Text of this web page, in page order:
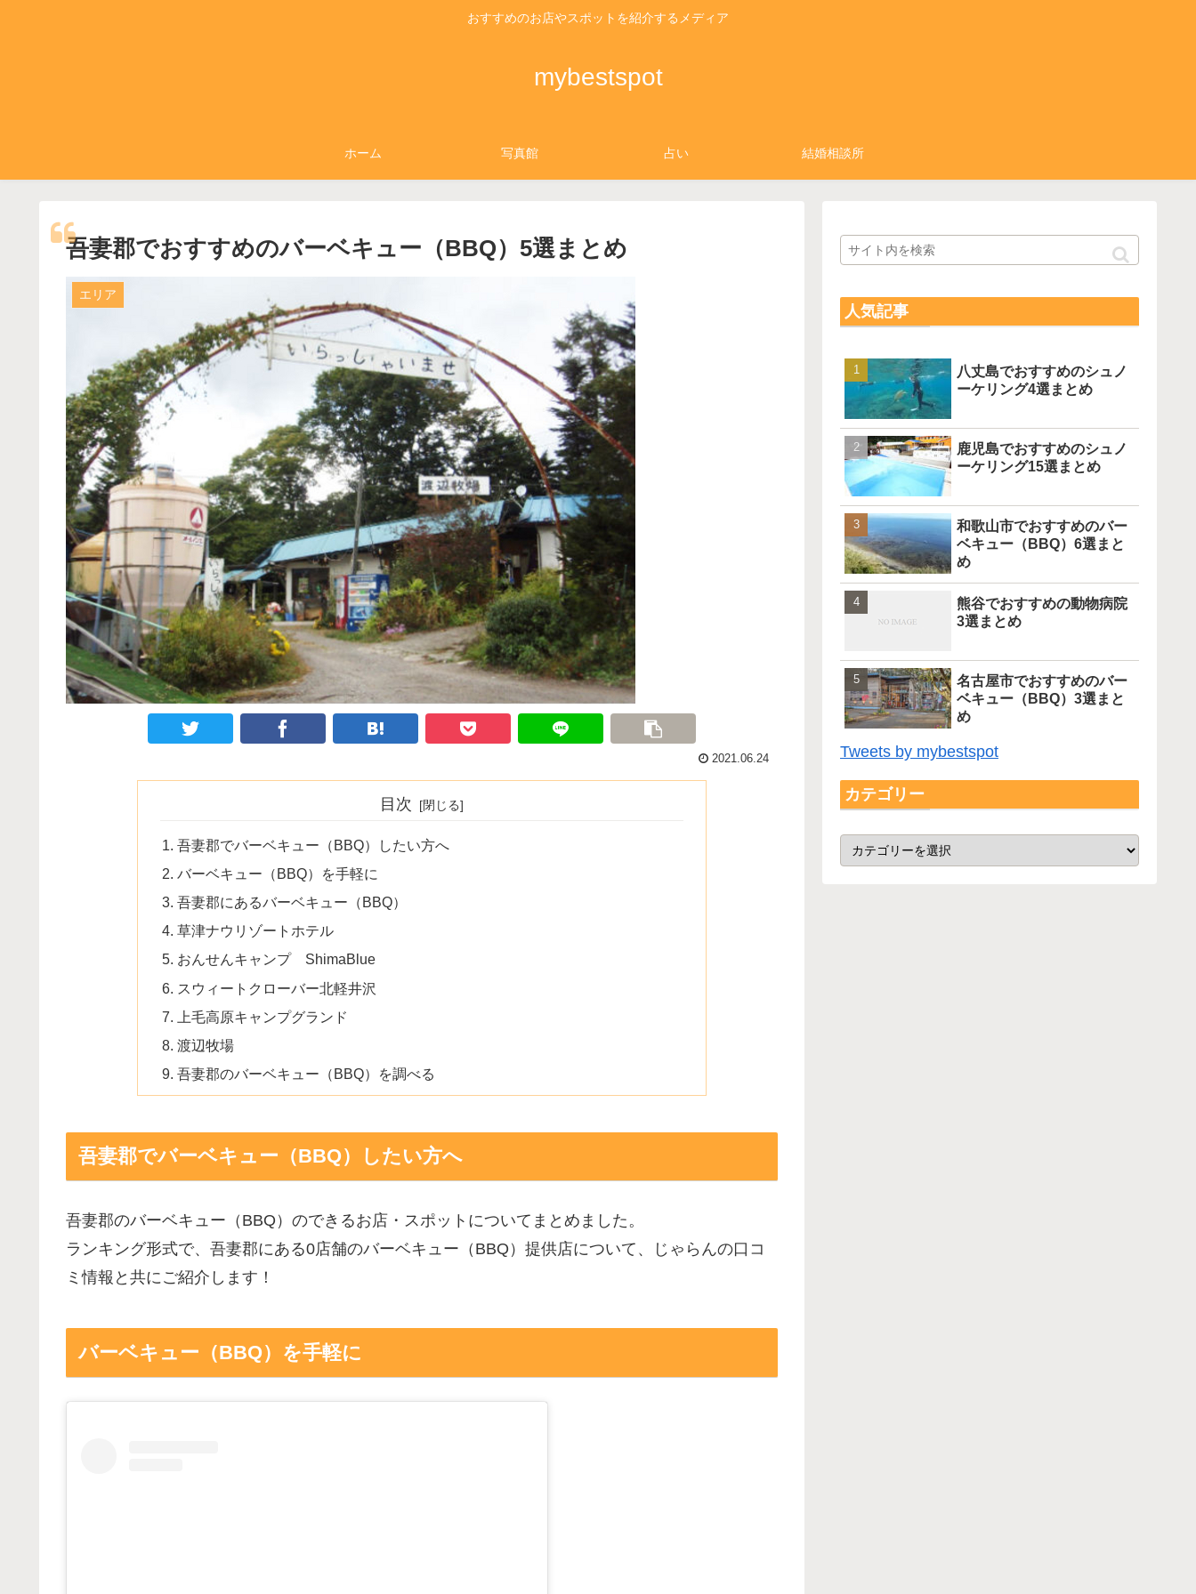
おすすめのお店やスポットを紹介するメディア
mybestspot
ホーム 写真館 占い 結婚相談所
吾妻郡でおすすめのバーベキュー（BBQ）5選まとめ
エリア
2021.06.24
目次
吾妻郡でバーベキュー（BBQ）したい方へ
バーベキュー（BBQ）を手軽に
吾妻郡にあるバーベキュー（BBQ）
草津ナウリゾートホテル
おんせんキャンプ ShimaBlue
スウィートクローバー北軽井沢
上毛高原キャンプグランド
渡辺牧場
吾妻郡のバーベキュー（BBQ）を調べる
吾妻郡でバーベキュー（BBQ）したい方へ
吾妻郡のバーベキュー（BBQ）のできるお店・スポットについてまとめました。
ランキング形式で、吾妻郡にある0店舗のバーベキュー（BBQ）提供店について、じゃらんの口コ
ミ情報と共にご紹介します！
バーベキュー（BBQ）を手軽に
人気記事
八丈島でおすすめのシュノ
ーケリング4選まとめ
鹿児島でおすすめのシュノ
ーケリング15選まとめ
和歌山市でおすすめのバー
ベキュー（BBQ）6選まと
め
熊谷でおすすめの動物病院
3選まとめ
名古屋市でおすすめのバー
ベキュー（BBQ）3選まと
め
Tweets by mybestspot
カテゴリー